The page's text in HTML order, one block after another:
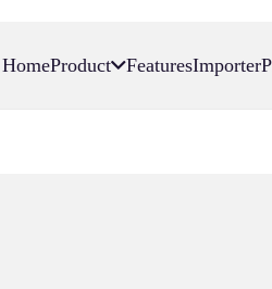
HomeProduct FeaturesImporter